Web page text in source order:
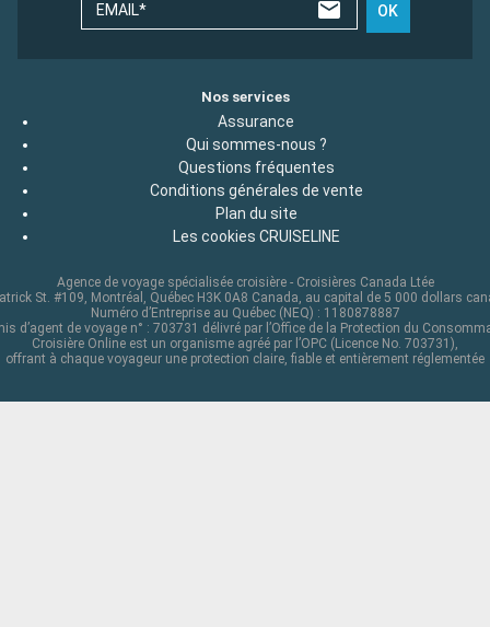
EMAIL* OK
Nos services
Assurance
Qui sommes-nous ?
Questions fréquentes
Conditions générales de vente
Plan du site
Les cookies CRUISELINE
Agence de voyage spécialisée croisière - Croisières Canada Ltée
St. #109, Montréal, Québec H3K 0A8 Canada, au capital de 5 000 dollars
Numéro d’Entreprise au Québec (NEQ) : 1180878887
d’agent de voyage n° : 703731 délivré par l’Office de la Protection du
Croisière Online est un organisme agréé par l’OPC (Licence No. 703731),
offrant à chaque voyageur une protection claire, fiable et entièrement réglementée